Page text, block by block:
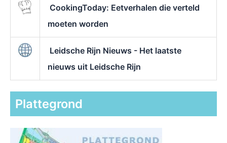
CookingToday: Eetverhalen die verteld
moeten worden
Leidsche Rijn Nieuws - Het laatste
nieuws uit Leidsche Rijn
Plattegrond